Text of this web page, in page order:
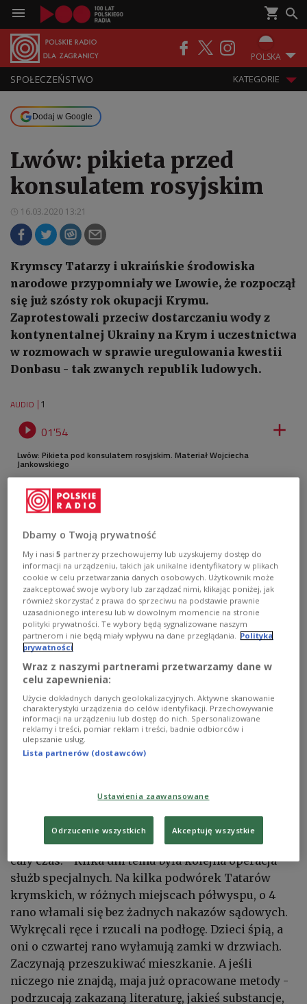
POLSKA
SPOŁECZEŃSTWO KATEGORIE
Dodaj w Google
Lwów: pikieta przed
konsulatem rosyjskim
16.03.2020 13:21
Krymscy Tatarzy i ukraińskie środowiska
narodowe przypomniały we Lwowie, że rozpoczął
się już szósty rok okupacji Krymu.
Zaprotestowali przeciw dostarczaniu wody z
kontynentalnej Ukrainy na Krym i uczestnictwa
w rozmowach w sprawie uregulowania kwestii
Donbasu - tak zwanych republik ludowych.
AUDIO 1
 01'54 
Lwów: Pikieta pod konsulatem rosyjskim. Materiał Wojciecha
Jankowskiego
Pikieta we Lwowie Fot.: Wojciech Jankowski/Kurier Galicyjski
Miting był elementem ogólnokrajowych protestów,
z których największy odbył się w Kijowie. To był już
drugi protest w ramach Oporu Przeciw Kapitulacji
we Lwowie – dzień wcześniej protestowano w
Chajtarma powiedział, że terror na Krymie
skierowany przeciwko Tatarom krymskim trwa
cały czas. - Kilka dni temu była kolejna operacja
służb specjalnych. Na kilka podwórek Tatarów
krymskich, w różnych miejscach półwyspu, o 4
rano włamali się bez żadnych nakazów sądowych.
Wykręcali ręce i rzucali na podłogę. Dzieci śpią, a
oni o czwartej rano wyłamują zamki w drzwiach.
Zaczynają przeszukiwać mieszkanie. A jeśli
niczego nie znajdą, maja już opracowane metody -
podrzucają zakazaną literaturę, jakieś substancje,
Dbamy o Twoją prywatność
My i nasi5 partnerzy przechowujemy lub uzyskujemy dostęp do
informacji na urządzeniu, takich jak unikalne identyfikatory w plikach
cookie w celu przetwarzania danych osobowych. Użytkownik może
zaakceptować swoje wybory lub zarządzać nimi, klikając poniżej, jak
również skorzystać z prawa do sprzeciwu na podstawie prawnie
uzasadnionego interesu lub w dowolnym momencie na stronie
polityki prywatności. Te wybory będą sygnalizowane naszym
partnerom i nie będą miały wpływu na dane przeglądania. Polityka
prywatności
Wraz z naszymi partnerami przetwarzamy dane w
celu zapewnienia:
Użycie dokładnych danych geolokalizacyjnych. Aktywne skanowanie
charakterystyki urządzenia do celów identyfikacji. Przechowywanie
informacji na urządzeniu lub dostęp do nich. Spersonalizowane
reklamy i treści, pomiar reklam i treści, badnie odbiorców i
ulepszanie usług.
Lista partnerów (dostawców)
Ustawienia zaawansowane
Odrzucenie wszystkich Akceptuję wszystkie